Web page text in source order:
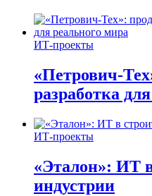
ИТ-проекты
«Петрович-
разработка
ИТ-проекты
«Эталон»: ИТ
индустрии